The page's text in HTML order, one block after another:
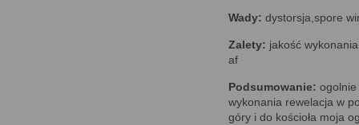
Wady: dystorsja,spore
Zalety: jakość
af
Podsumowanie:
wykonania rewelacja w
góry i do kościoła moja